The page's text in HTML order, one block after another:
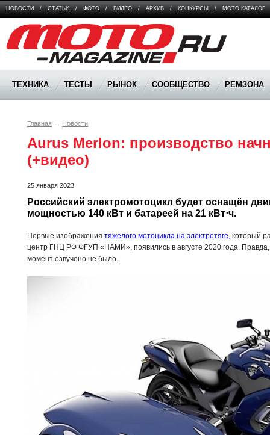
НОВОСТИ / СТАТЬИ / ФОТО / ВИДЕО / АРХИВ / КОНКУРСЫ / МОТО КАТАЛОГ
Moto Magazine
ТЕХНИКА ТЕСТЫ РЫНОК СООБЩЕСТВО РЕМЗОНА
Главная → Новости
Aurus Merlon: производство
(+видео)
25 января 2023
Российский электромотоцикл будет оснащён
мощностью 140 кВт и батареей на 21 кВт⋅ч.
Первые изображения тяжёлого мотоцикла на электротяге, который
центр ГНЦ РФ ФГУП «НАМИ», появились в августе 2020 года.
момент озвучено не было.